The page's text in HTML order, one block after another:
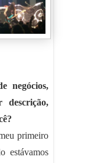
negócios,
primeiro
estávamos